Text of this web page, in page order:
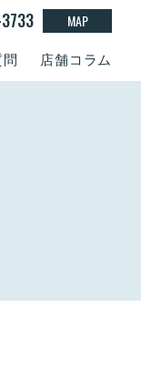
店舗コラム
MAP